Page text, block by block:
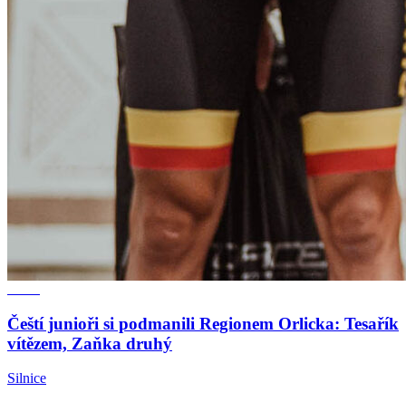
Čeští junioři si podmanili Regionem Orlicka: Tesařík
vítězem, Zaňka druhý
Silnice